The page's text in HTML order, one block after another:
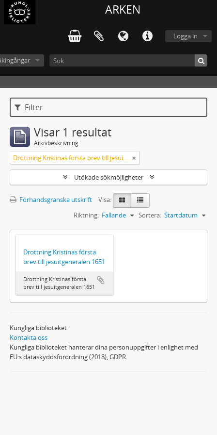
ARKEN
Logga in
Filter
Visar 1 resultat
Arkivbeskrivning
Drottning Kristinas första brev till jesuitgeneralen 1651
Utökade sökmöjligheter
Förhandsgranska utskrift
Visa:
Sortera: Startdatum
Riktning: Fallande
Drottning Kristinas första
brev till jesuitgeneralen 1651
Drottning Kristinas första
brev till jesuitgeneralen 1651
Kungliga biblioteket
Kontakta oss
Kungliga biblioteket hanterar dina personuppgifter i enlighet med
EU:s dataskyddsförordning (2018), GDPR.